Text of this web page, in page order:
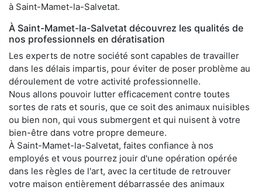
à Saint-Mamet-la-Salvetat.
À Saint-Mamet-la-Salvetat découvrez les qualités de
nos professionnels en dératisation
Les experts de notre société sont capables de travailler
dans les délais impartis, pour éviter de poser problème au
déroulement de votre activité professionnelle.
Nous allons pouvoir lutter efficacement contre toutes
sortes de rats et souris, que ce soit des animaux nuisibles
ou bien non, qui vous submergent et qui nuisent à votre
bien-être dans votre propre demeure.
À Saint-Mamet-la-Salvetat, faites confiance à nos
employés et vous pourrez jouir d'une opération opérée
dans les règles de l'art, avec la certitude de retrouver
votre maison entièrement débarrassée des animaux